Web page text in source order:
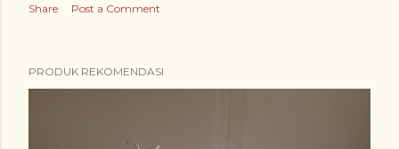
Share Post a Comment
PRODUK REKOMENDASI